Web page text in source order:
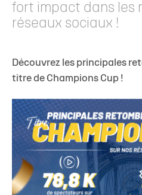
fort impact dans les
réseaux sociaux !
Découvrez les principales
titre de Champions Cup !